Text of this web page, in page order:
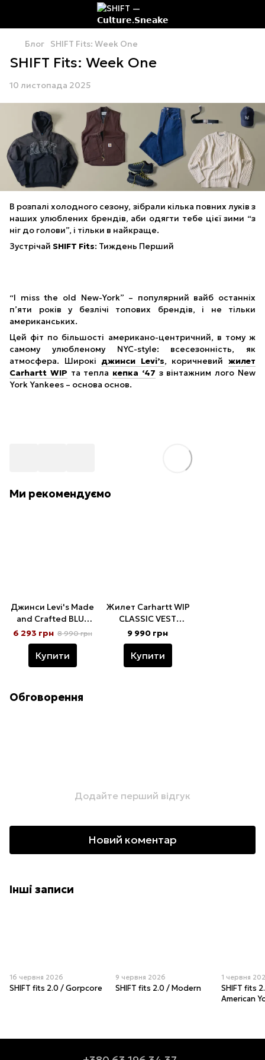
Блог SHIFT Fits: Week One
SHIFT Fits: Week One
10 листопада 2025
В розпалі холодного сезону, зібрали кілька повних луків з
наших улюблених брендів, аби одягти тебе цієї зими “з
ніг до голови”, і тільки в найкраще.
Зустрічай SHIFT Fits: Тиждень Перший
“I miss the old New-York” – популярний вайб останніх
п’яти років у безлічі топових брендів, і не тільки
американських.
Цей фіт по більшості американо-центричний, в тому ж
самому улюбленому NYC-style: всесезонність, як
атмосфера. Широкі джинси Levi’s, коричневийжилет
Carhartt WIP та тепла кепка ‘47 з вінтажним лого New
York Yankees – основа основ.
Ми рекомендуємо
Джинси Levi's Made
and Crafted BLUE
TAB MARKER blue
well
6 293 грн 8 990 грн
Купити
Жилет Carhartt WIP
CLASSIC VEST
tobacco rigid
9 990 грн
Купити
Обговорення
Додайте перший відгук
Новий коментар
Інші записи
16 червня 2026
SHIFT fits 2.0 / Gorpcore
9 червня 2026
SHIFT fits 2.0 / Modern
1 червня
SHIFT fits
American